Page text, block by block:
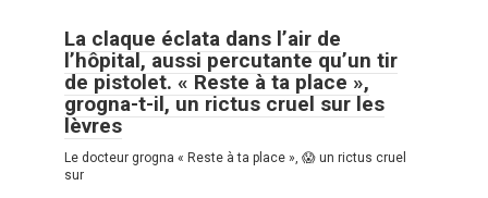
La claque éclata dans l’air de
l’hôpital, aussi percutante qu’un tir
de pistolet. « Reste à ta place »,
grogna-t-il, un rictus cruel sur les
lèvres
Le docteur grogna « Reste à ta place », 😱 un rictus cruel
sur